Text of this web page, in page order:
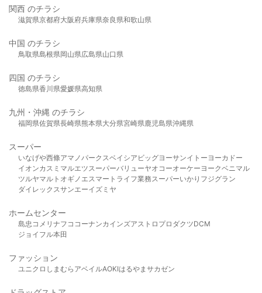
関西 のチラシ
滋賀県京都府大阪府兵庫県奈良県和歌山県
中国 のチラシ
鳥取県島根県岡山県広島県山口県
四国 のチラシ
徳島県香川県愛媛県高知県
九州・沖縄 のチラシ
福岡県佐賀県長崎県熊本県大分県宮崎県鹿児島県沖縄県
スーパー
いなげや西條アマノパークスベイシア ビッグヨーサンイトーヨーカドー
イオンカスミ マルエツスーパーバリューヤオコーオーケー ヨークベニマル
ツルヤマルト オギノ エスマート ライフ業務スーパーいかり フジグラン
ダイレックスサンエーイズミヤ
ホームセンター
島忠 コメリ ナフコ コーナンカインズアストロプロダクツDCM
ジョイフル本田
ファッション
ユニクロ しまむら アベイルAOKIはるやま サカゼン